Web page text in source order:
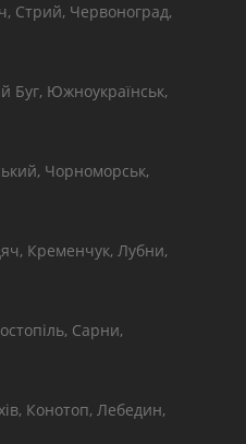
Стрий, Червоноград,
Буг, Южноукраїнськ,
Чорноморськ,
Кременчук, Лубни,
Сарни,
Конотоп, Лебедин,